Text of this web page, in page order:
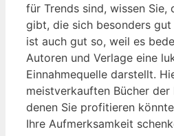
für Trends sind, wissen Sie,
gibt, die sich besonders
ist auch gut so, weil es
Autoren und Verlage eine
Einnahmequelle darstellt.
meistverkauften Bücher
denen Sie profitieren
Ihre Aufmerksamkeit